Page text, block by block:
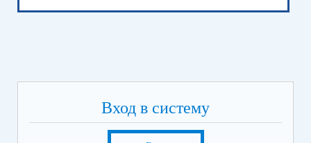
Вход в систему